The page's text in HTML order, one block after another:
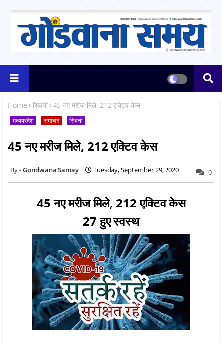
Home सिवनी 45 नए मरीज मिले, 212 एक्टिव केस
मध्यप्रदेश समाचार सिवनी
45 नए मरीज मिले, 212 एक्टिव केस
Gondwana Samay Tuesday, September 29, 2020 0
45 नए मरीज मिले, 212 एक्टिव केस
27 हुए स्वस्थ